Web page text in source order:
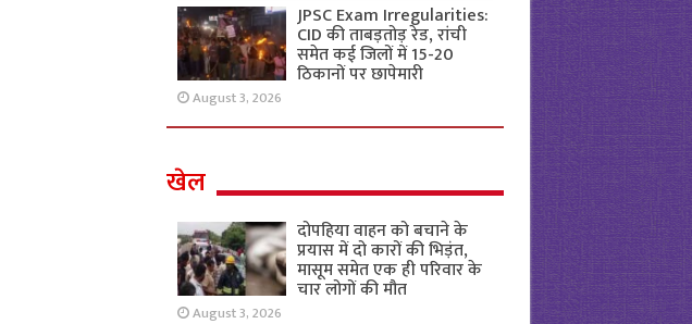
JPSC Exam Irregularities:
CID की ताबड़तोड़ रेड, रांची
समेत कई जिलों में 15-20
ठिकानों पर छापेमारी
August 3, 2026
खेल
दोपहिया वाहन को बचाने के
प्रयास में दो कारों की भिड़ंत,
मासूम समेत एक ही परिवार के
चार लोगों की मौत
August 3, 2026